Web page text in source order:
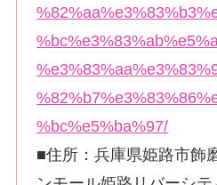
%bc%e5%ba%97/
■住所：兵庫県姫路市